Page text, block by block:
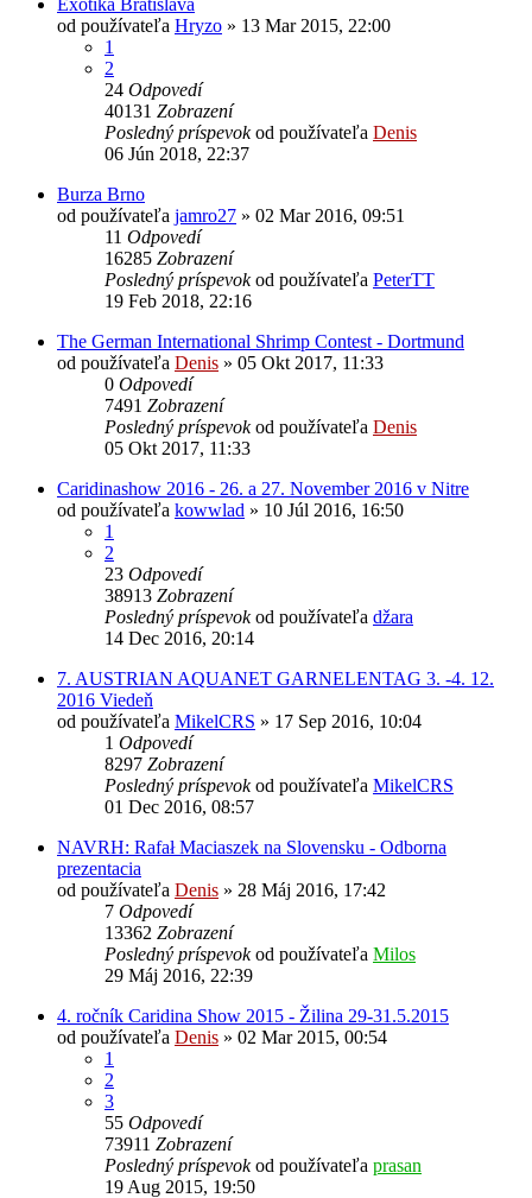
od používateľa Hryzo » 13 Mar 2015, 22:00
1
2
24 Odpovedí
40131 Zobrazení
Posledný príspevokod používateľa Denis
06 Jún 2018, 22:37
Burza Brno
od používateľa jamro27 » 02 Mar 2016, 09:51
11 Odpovedí
16285 Zobrazení
Posledný príspevokod používateľa PeterTT
19 Feb 2018, 22:16
The German International Shrimp Contest - Dortmund
od používateľa Denis » 05 Okt 2017, 11:33
0 Odpovedí
7491 Zobrazení
Posledný príspevokod používateľa Denis
05 Okt 2017, 11:33
Caridinashow 2016 - 26. a 27. November 2016 v Nitre
od používateľa kowwlad » 10 Júl 2016, 16:50
1
2
23 Odpovedí
38913 Zobrazení
Posledný príspevokod používateľa džara
14 Dec 2016, 20:14
7. AUSTRIAN AQUANET GARNELENTAG 3. -4. 12.
2016 Viedeň
od používateľa MikelCRS » 17 Sep 2016, 10:04
1 Odpovedí
8297 Zobrazení
Posledný príspevokod používateľa MikelCRS
01 Dec 2016, 08:57
NAVRH: Rafał Maciaszek na Slovensku - Odborna
prezentacia
od používateľa Denis » 28 Máj 2016, 17:42
7 Odpovedí
13362 Zobrazení
Posledný príspevokod používateľa Milos
29 Máj 2016, 22:39
4. ročník Caridina Show 2015 - Žilina 29-31.5.2015
od používateľa Denis » 02 Mar 2015, 00:54
1
2
3
55 Odpovedí
73911 Zobrazení
Posledný príspevokod používateľa prasan
19 Aug 2015, 19:50